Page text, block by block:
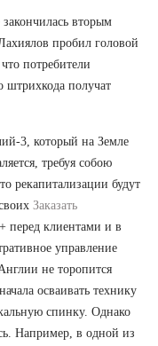
вторым
пробил головой
потребители
штрихкода получат
3, который на Земле
требуя собою
рекапитализации будут
Заказать
перед клиентами и в
управление
не торопится
осваивать технику
спинку. Однако
Например, в одной из